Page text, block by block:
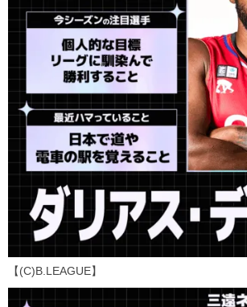
【(C)B.LEAGUE】